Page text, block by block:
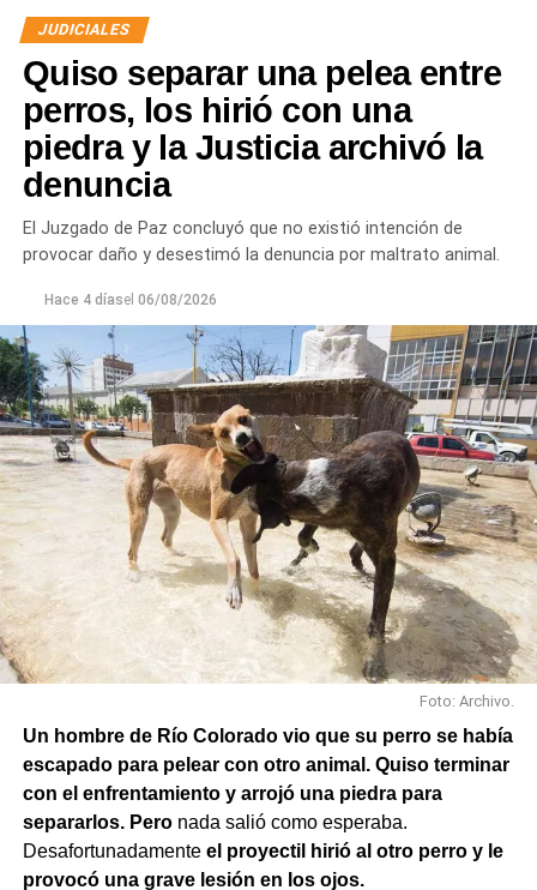
JUDICIALES
Quiso separar una pelea entre
perros, los hirió con una
piedra y la Justicia archivó la
denuncia
El Juzgado de Paz concluyó que no existió intención de
provocar daño y desestimó la denuncia por maltrato animal.
Hace 4 díasel 06/08/2026
Foto: Archivo.
Un hombre de Río Colorado vio que su perro se había
escapado para pelear con otro animal. Quiso terminar
con el enfrentamiento y arrojó una piedra para
separarlos. Peronada salió como esperaba.
Desafortunadamente el proyectil hirió al otro perro y le
provocó una grave lesión en los ojos.